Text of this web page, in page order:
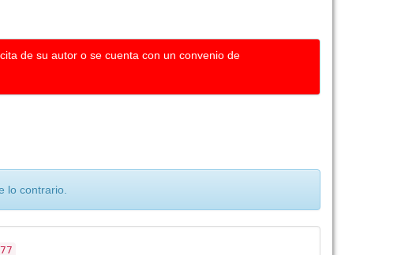
de su autor o se cuenta con un convenio de
lo contrario.